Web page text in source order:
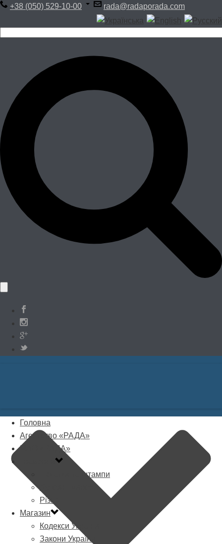
+38 (050) 529-10-00 rada@radaporada.com
Головна
Агентство «РАДА»
МАО «РАДА»
Печатки та штампи
Художні вироби
Різне
Магазин
Кодекси України
Закони України